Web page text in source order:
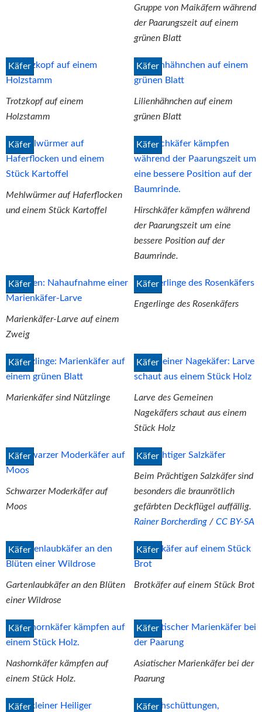
Gruppe von Maikäfern während
der Paarungszeit auf einem
grünen Blatt
Käfer
Trotzkopf auf einem
Holzstamm
Käfer
Lilienhähnchen auf einem
grünen Blatt
Käfer
Mehlwürmer auf Haferflocken
und einem Stück Kartoffel
Käfer
Hirschkäfer kämpfen während
der Paarungszeit um eine
bessere Position auf der
Baumrinde.
Käfer
Marienkäfer-Larve auf einem
Zweig
Käfer
Engerlinge des Rosenkäfers
Käfer
Marienkäfer sind Nützlinge
Käfer
Larve des Gemeinen
Nagekäfers schaut aus einem
Stück Holz
Käfer
Schwarzer Moderkäfer auf
Moos
Käfer
Beim Prächtigen Salzkäfer sind
besonders die braunrötlich
gefärbten Deckflügel auffällig.
Rainer Borcherding / CC BY-SA
Käfer
Gartenlaubkäfer an den Blüten
einer Wildrose
Käfer
Brotkäfer auf einem Stück Brot
Käfer
Nashornkäfer kämpfen auf
einem Stück Holz.
Käfer
Asiatischer Marienkäfer bei der
Paarung
Käfer Käfer